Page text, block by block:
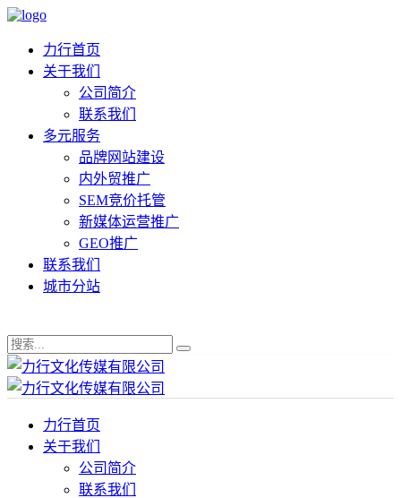
力行首页
关于我们
公司简介
联系我们
多元服务
品牌网站建设
内外贸推广
SEM竞价托管
新媒体运营推广
GEO推广
联系我们
城市分站
力行首页
关于我们
公司简介
联系我们